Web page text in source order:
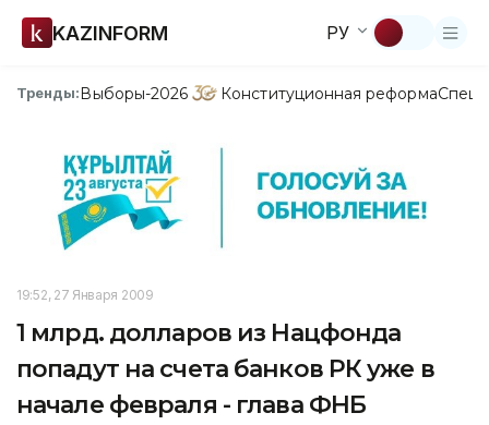
KAZINFORM РУ
Тренды:Выборы-2026 Конституционная реформа
19:52, 27 Января 2009
1 млрд. долларов из Нацфонда
попадут на счета банков РК уже в
начале февраля - глава ФНБ